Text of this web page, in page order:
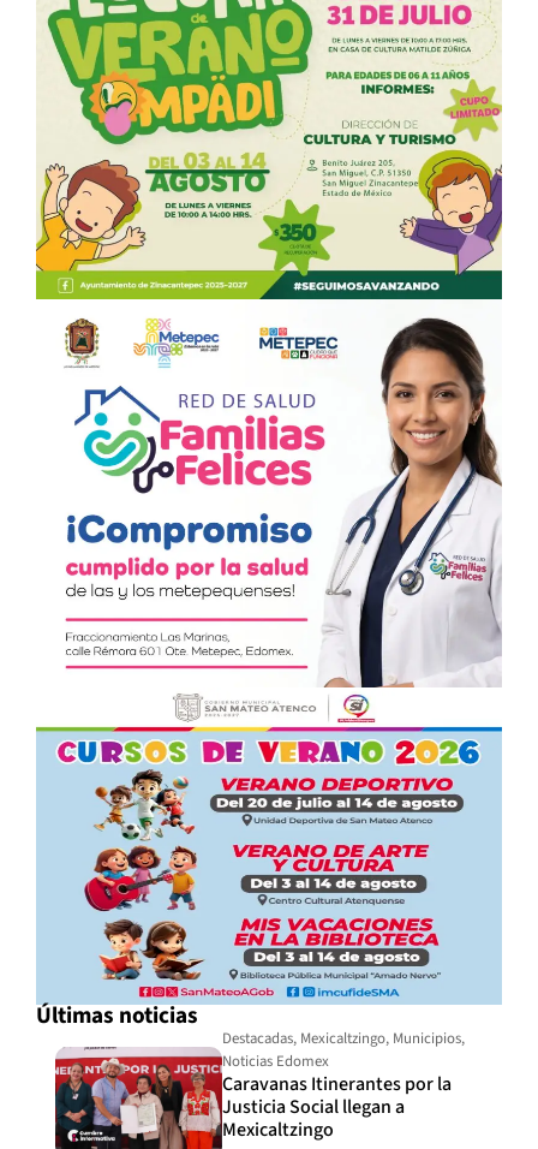
Últimas noticias
Destacadas, Mexicaltzingo, Municipios,
Noticias Edomex
Caravanas Itinerantes por la
Justicia Social llegan a
Mexicaltzingo